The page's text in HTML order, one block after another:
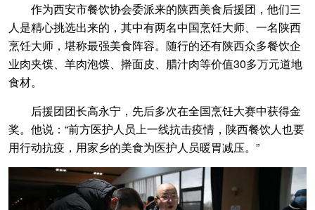
作为西安市餐饮协会委派来的陕西美食后援团，他们三
人是精心挑选出来的，其中有两名中国烹饪大师、一名陕西
烹饪大师，堪称最强美食阵容。随行的还有陕西众多餐饮企
业肉夹馍、羊肉泡馍、擀面皮、腊汁肉等价值30多万元道地
食材。
后援团团长高永宁，先后多次在全国烹饪大赛中获得金
奖。他说：“前方医护人员上一线抗击疫情，陕西餐饮人也要
用行动抗疫，用家乡的美食为医护人员暖胃减压。”